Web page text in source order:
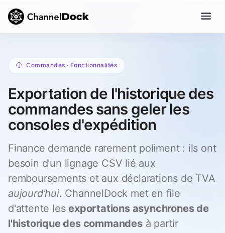
Commandes · Fonctionnalités
Exportation de l'historique des
commandes sans geler les
consoles d'expédition
Finance demande rarement poliment : ils ont
besoin d'un lignage CSV lié aux
remboursements et aux déclarations de TVA
aujourd'hui. ChannelDock met en file
d'attente lesexportations asynchrones de
l'historique des commandesà partir